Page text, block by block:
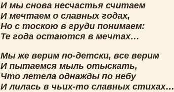
И мы снова несчастья считаем
И мечтаем о славных годах,
Но с тоскою в груди понимаем:
Те года остаются в мечтах…
Мы же верим по-детски, все верим
И пытаемся мыль отыскать,
Что летела однажды по небу
И лилась в чьих-то славных стихах…